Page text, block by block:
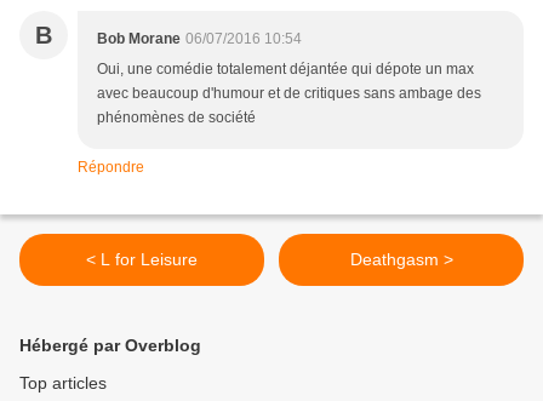
B Bob Morane 06/07/2016 10:54
Oui, une comédie totalement déjantée qui dépote un max
avec beaucoup d'humour et de critiques sans ambage des
phénomènes de société
Répondre
< L for Leisure Deathgasm >
Hébergé par Overblog
Top articles